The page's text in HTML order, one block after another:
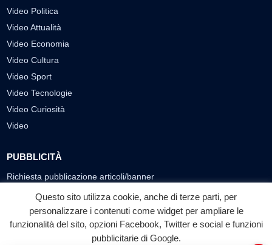
Video Politica
Video Attualità
Video Economia
Video Cultura
Video Sport
Video Tecnologie
Video Curiosità
Video
PUBBLICITÀ
Richiesta pubblicazione articoli/banner
SEGUICI SUI SOCIAL
f ◎ ▶
Questo sito utilizza cookie, anche di terze parti, per
personalizzare i contenuti come widget per ampliare le
funzionalità del sito, opzioni Facebook, Twitter e social e funzioni
pubblicitarie di Google.